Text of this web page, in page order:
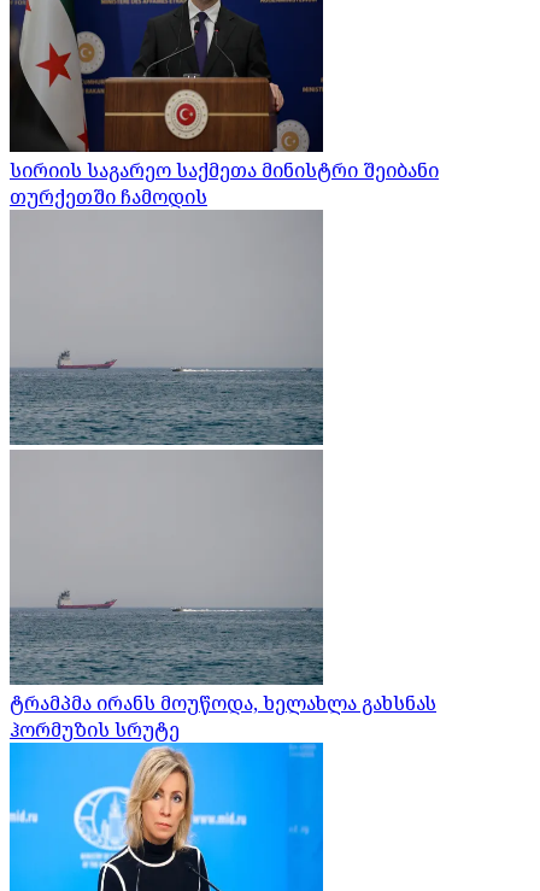
სირიის საგარეო საქმეთა მინისტრი შეიბანი
თურქეთში ჩამოდის
ტრამპმა ირანს მოუწოდა, ხელახლა გახსნას
ჰორმუზის სრუტე